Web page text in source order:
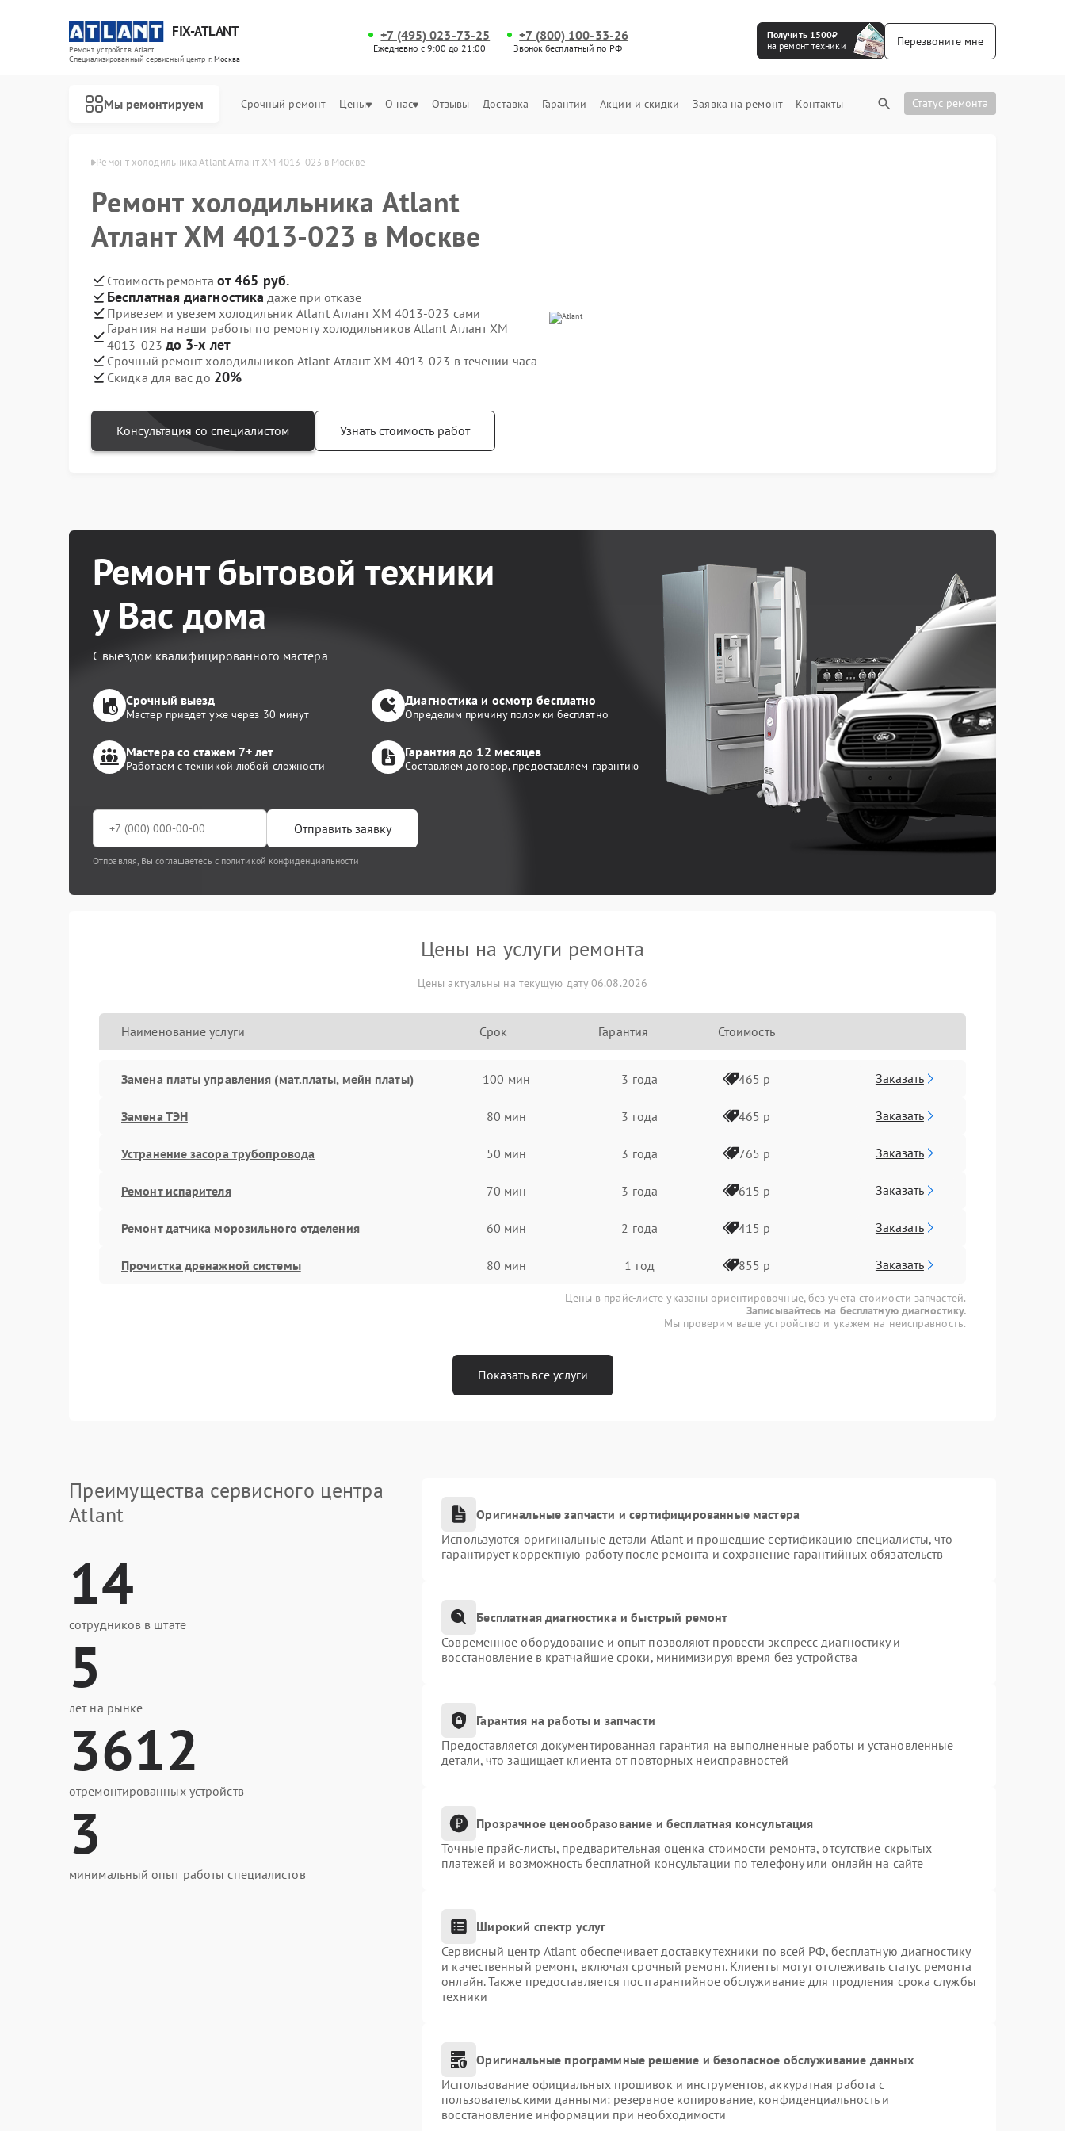
FIX-ATLANT
Ремонт устройств Atlant
Специализированный cервисный центр г.Москва
+7 (495) 023-73-25
Ежедневно с 9:00 до 21:00
+7 (800) 100-33-26
Звонок бесплатный по РФ
Получить 1500₽
на ремонт техники
Перезвоните мне
Мы ремонтируем Срочный ремонт Цены О нас Отзывы Доставка Гарантии Акции и скидки Заявка на ремонт Контакты Статус ремонта
Atlant в Москве Ремонт холодильника Atlant Атлант ХМ 4013-023 в Москве
Ремонт холодильника Atlant
Атлант ХМ 4013-023 в Москве
Стоимость ремонта от 465 руб.
Бесплатная диагностика даже при отказе
Привезем и увезем холодильник Atlant Атлант ХМ 4013-023 сами
Гарантия на наши работы по ремонту холодильников Atlant Атлант ХМ
4013-023 до 3-х лет
Срочный ремонт холодильников Atlant Атлант ХМ 4013-023 в течении часа
Скидка для вас до 20%
Консультация со специалистом Узнать стоимость работ
Ремонт бытовой техники
у Вас дома
С выездом квалифицированного мастера
Срочный выезд
Мастер приедет уже через 30 минут
Диагностика и осмотр бесплатно
Определим причину поломки бесплатно
Мастера со стажем 7+ лет
Работаем с техникой любой сложности
Гарантия до 12 месяцев
Составляем договор, предоставляем гарантию
Отправить заявку
Отправляя, Вы соглашаетесь с политикой конфиденциальности
Цены на услуги ремонта
Цены актуальны на текущую дату 06.08.2026
Наименование услуги Срок Гарантия Стоимость
Замена платы управления (мат.платы, мейн платы) 100 мин 3 года 465 р Заказать
Замена ТЭН 80 мин 3 года 465 р Заказать
Устранение засора трубопровода 50 мин 3 года 765 р Заказать
Ремонт испарителя 70 мин 3 года 615 р Заказать
Ремонт датчика морозильного отделения 60 мин 2 года 415 р Заказать
Прочистка дренажной системы 80 мин 1 год 855 р Заказать
Цены в прайс-листе указаны ориентировочные, без учета стоимости запчастей.
Записывайтесь на бесплатную диагностику.
Мы проверим ваше устройство и укажем на неисправность.
Показать все услуги
Преимущества сервисного центра
Atlant
14
сотрудников в штате
5
лет на рынке
3612
отремонтированных устройств
3
минимальный опыт работы специалистов
Оригинальные запчасти и сертифицированные мастера
Используются оригинальные детали Atlant и прошедшие сертификацию специалисты, что
гарантирует корректную работу после ремонта и сохранение гарантийных обязательств
Бесплатная диагностика и быстрый ремонт
Современное оборудование и опыт позволяют провести экспресс-диагностику и
восстановление в кратчайшие сроки, минимизируя время без устройства
Гарантия на работы и запчасти
Предоставляется документированная гарантия на выполненные работы и установленные
детали, что защищает клиента от повторных неисправностей
Прозрачное ценообразование и бесплатная консультация
Точные прайс-листы, предварительная оценка стоимости ремонта, отсутствие скрытых
платежей и возможность бесплатной консультации по телефону или онлайн на сайте
Широкий спектр услуг
Сервисный центр Atlant обеспечивает доставку техники по всей РФ, бесплатную диагностику
и качественный ремонт, включая срочный ремонт. Клиенты могут отслеживать статус ремонта
онлайн. Также предоставляется постгарантийное обслуживание для продления срока службы
техники
Оригинальные программные решение и безопасное обслуживание данных
Использование официальных прошивок и инструментов, аккуратная работа с
пользовательскими данными: резервное копирование, конфиденциальность и
восстановление информации при необходимости